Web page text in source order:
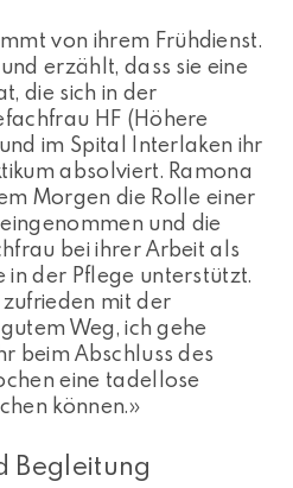
von ihrem Frühdienst.
erzählt, dass sie eine
die sich in der
HF (Höhere
im Spital Interlaken ihr
absolviert. Ramona
Morgen die Rolle einer
und die
bei ihrer Arbeit als
der Pflege unterstützt.
mit der
Weg, ich gehe
beim Abschluss des
eine tadellose
können.»
Begleitung